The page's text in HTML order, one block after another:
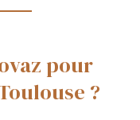
pour
?